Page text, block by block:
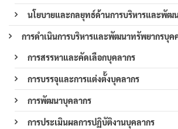
นโยบายและกลยุทธ์ด้านการบริหารและพัฒ
การดำเนินการบริหารและพัฒนาทรัพยากรบุค
การสรรหาและคัดเลือกบุคลากร
การบรรจุและการแต่งตั้งบุคลากร
การพัฒนาบุคลากร
การประเมินผลการปฏิบัติงานบุคลากร